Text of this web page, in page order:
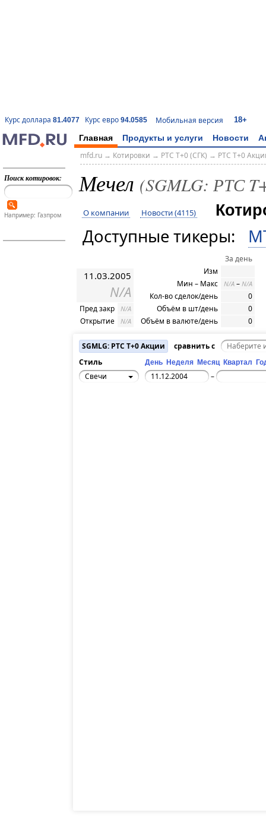
Курс доллара 81.4077 Курс евро 94.0585 Мобильная версия 18+
Главная Продукты и услуги Новости
Поиск котировок:
Например: Газпром
mfd.ru→ Котировки → РТС T+0 (СГК) → РТС T+0
Мечел (SGMLG: РТС
О компании Новости (4115)
Доступные тикеры:
11.03.2005
N/A
Пред закр N/A
Открытие N/A
За день
Изм
Мин – Макс
N/A – N/A
Кол-во сделок/день
0
Объём в шт/день
0
Объём в валюте/день
0
SGMLG: РТС T+0 Акции
сравнить с
Стиль
День Неделя Месяц Квартал
Свечи –